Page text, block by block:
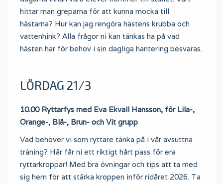
hittar man greparna för att kunna mocka till
hästarna? Hur kan jag rengöra hästens krubba och
vattenhink? Alla frågor ni kan tänkas ha på vad
hästen har för behov i sin dagliga hantering besvaras.
LÖRDAG 21/3
10.00 Ryttarfys med Eva Ekvall Hansson, för Lila-,
Orange-, Blå-, Brun- och Vit grupp
Vad behöver vi som ryttare tänka på i vår avsuttna
träning? Här får ni ett riktigt hårt pass för era
ryttarkroppar! Med bra övningar och tips att ta med
sig hem för att stärka kroppen inför ridåret 2026. Ta